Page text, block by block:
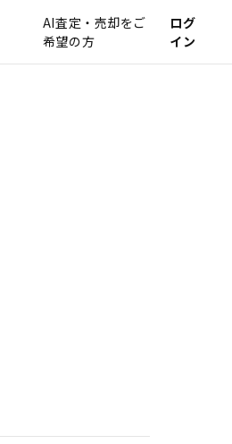
AI査定・売却をご
希望の方
ログ
イン